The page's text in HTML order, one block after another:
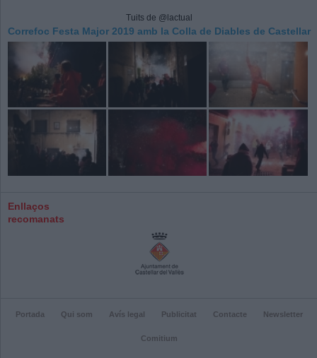
Tuits de @lactual
Correfoc Festa Major 2019 amb la Colla de Diables de Castellar
Enllaços
recomanats
Portada Qui som Avís legal Publicitat Contacte Newsletter
Comitium